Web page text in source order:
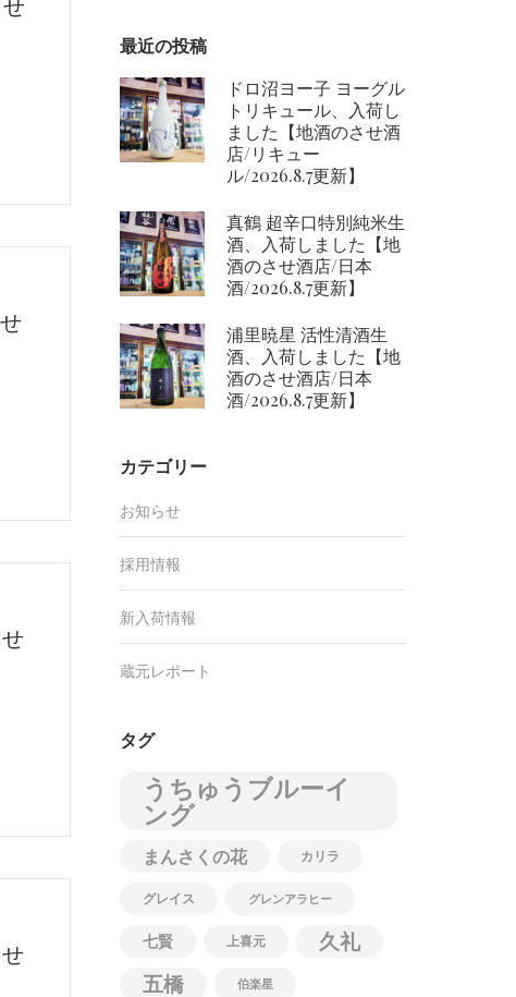
最近の投稿
ドロ沼ヨー子 ヨーグル
トリキュール、入荷し
ました【地酒のさせ酒
店/リキュー
ル/2026.8.7更新】
真鶴 超辛口特別純米生
酒、入荷しました【地
酒のさせ酒店/日本
酒/2026.8.7更新】
浦里暁星 活性清酒生
酒、入荷しました【地
酒のさせ酒店/日本
酒/2026.8.7更新】
カテゴリー
お知らせ
採用情報
新入荷情報
蔵元レポート
タグ
うちゅうブルーイ
ング
まんさくの花 カリラ
グレイス グレンアラヒー
七賢 上喜元
久礼
五橋
伯楽星